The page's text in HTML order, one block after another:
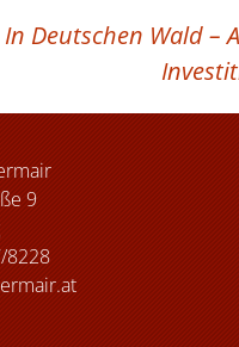
Deutschen Wald
9
8228